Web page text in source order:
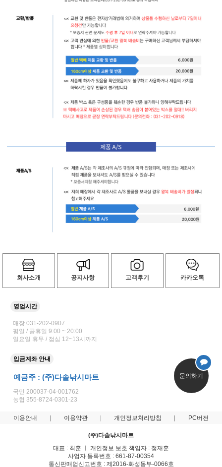
회사소개 공지사항 고객후기 카카오톡
영업시간
매장 031-202-0907
평일 / 공휴일 9:00 ~ 20:00
일요일 휴무 / 점심 12~13시까지
입금계좌 안내
예금주 : (주)다솔낚시마트
국민 200037-04-001762
농협 355-8724-0301-23
문의하기
이용안내 이용약관 개인정보처리방침 PC버전
(주)다솔낚시마트
대표 : 최훈 ㅣ 개인정보 보호 책임자 : 정재훈
사업자 등록번호 : 661-87-00354
통신판매업신고번호 : 제2016-화성동부-0066호